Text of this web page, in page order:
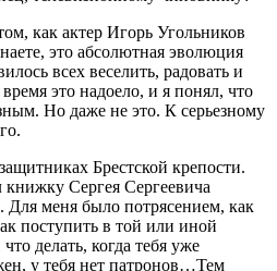
как актер Игорь Угольников
это абсолютная эволюция
всех веселить, радовать и
время это надоело, и я понял, что
Но даже не это. К серьезному
Брестской крепости.
Сергея Сергеевича
меня было потрясением, как
поступить в той или иной
делать, когда тебя уже
у тебя нет патронов…Тем